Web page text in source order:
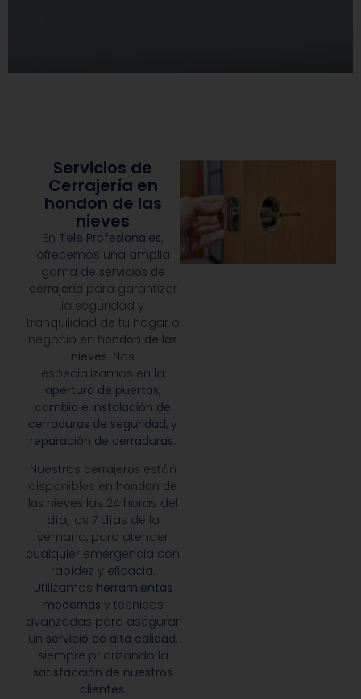
Servicios de
Cerrajería en
hondon de las
nieves
En Tele Profesionales,
ofrecemos una amplia
gama de servicios de
cerrajería para garantizar
la seguridad y
tranquilidad de tu hogar o
negocio en hondon de las
nieves. Nos
especializamos en la
apertura de puertas,
cambio e instalación de
cerraduras de seguridad, y
reparación de cerraduras.
Nuestros cerrajeros están
disponibles en hondon de
las nieves las 24 horas del
día, los 7 días de la
semana, para atender
cualquier emergencia con
rapidez y eficacia.
Utilizamos herramientas
modernas y técnicas
avanzadas para asegurar
un servicio de alta calidad,
siempre priorizando la
satisfacción de nuestros
clientes.